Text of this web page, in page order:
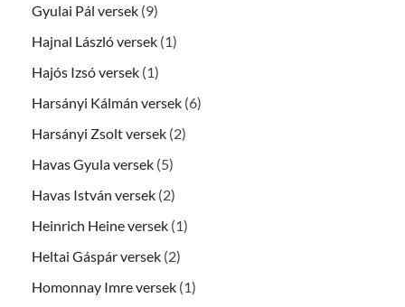
Gyulai Pál versek (9)
Hajnal László versek (1)
Hajós Izsó versek (1)
Harsányi Kálmán versek (6)
Harsányi Zsolt versek (2)
Havas Gyula versek (5)
Havas István versek (2)
Heinrich Heine versek (1)
Heltai Gáspár versek (2)
Homonnay Imre versek (1)